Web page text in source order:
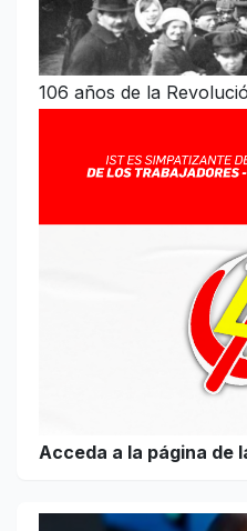
106 años de la
Acceda a la página de